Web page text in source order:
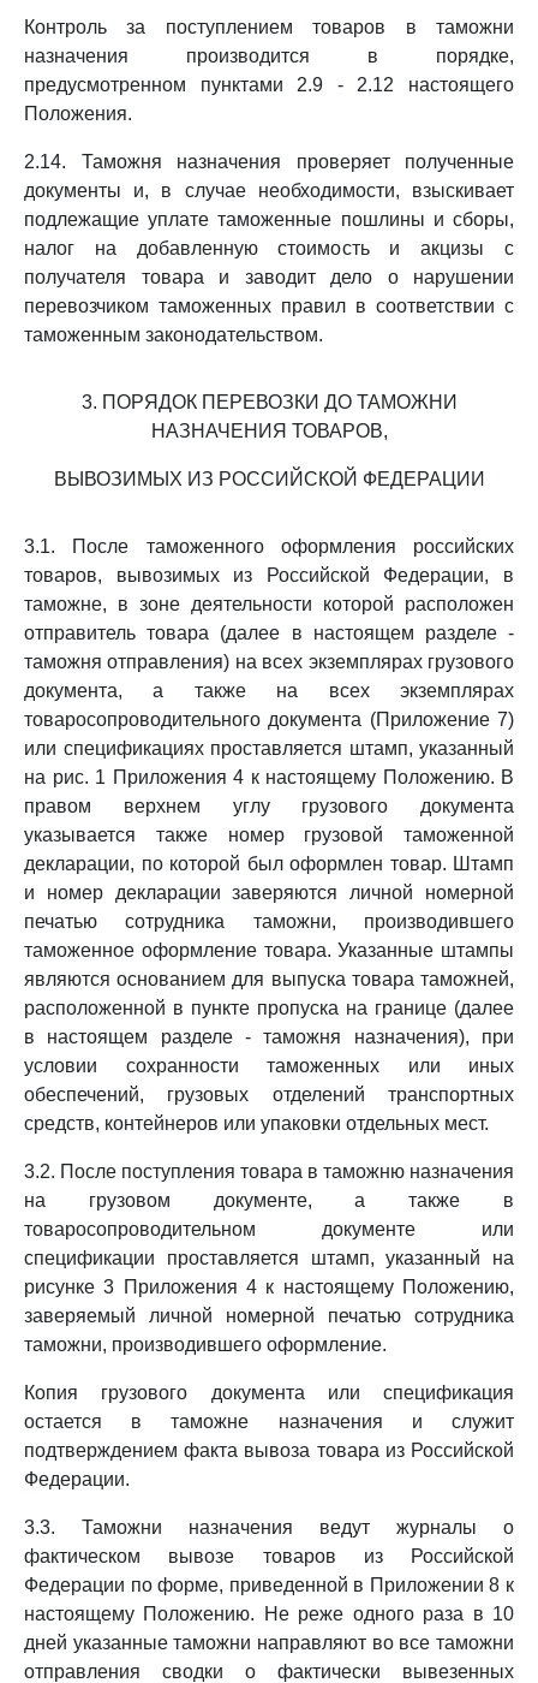
Контроль за поступлением товаров в таможни
назначения производится в порядке,
предусмотренном пунктами 2.9 - 2.12 настоящего
Положения.
2.14. Таможня назначения проверяет полученные
документы и, в случае необходимости, взыскивает
подлежащие уплате таможенные пошлины и сборы,
налог на добавленную стоимость и акцизы с
получателя товара и заводит дело о нарушении
перевозчиком таможенных правил в соответствии с
таможенным законодательством.
3. ПОРЯДОК ПЕРЕВОЗКИ ДО ТАМОЖНИ
НАЗНАЧЕНИЯ ТОВАРОВ,
ВЫВОЗИМЫХ ИЗ РОССИЙСКОЙ ФЕДЕРАЦИИ
3.1. После таможенного оформления российских
товаров, вывозимых из Российской Федерации, в
таможне, в зоне деятельности которой расположен
отправитель товара (далее в настоящем разделе -
таможня отправления) на всех экземплярах грузового
документа, а также на всех экземплярах
товаросопроводительного документа (Приложение 7)
или спецификациях проставляется штамп, указанный
на рис. 1 Приложения 4 к настоящему Положению. В
правом верхнем углу грузового документа
указывается также номер грузовой таможенной
декларации, по которой был оформлен товар. Штамп
и номер декларации заверяются личной номерной
печатью сотрудника таможни, производившего
таможенное оформление товара. Указанные штампы
являются основанием для выпуска товара таможней,
расположенной в пункте пропуска на границе (далее
в настоящем разделе - таможня назначения), при
условии сохранности таможенных или иных
обеспечений, грузовых отделений транспортных
средств, контейнеров или упаковки отдельных мест.
3.2. После поступления товара в таможню назначения
на грузовом документе, а также в
товаросопроводительном документе или
спецификации проставляется штамп, указанный на
рисунке 3 Приложения 4 к настоящему Положению,
заверяемый личной номерной печатью сотрудника
таможни, производившего оформление.
Копия грузового документа или спецификация
остается в таможне назначения и служит
подтверждением факта вывоза товара из Российской
Федерации.
3.3. Таможни назначения ведут журналы о
фактическом вывозе товаров из Российской
Федерации по форме, приведенной в Приложении 8 к
настоящему Положению. Не реже одного раза в 10
дней указанные таможни направляют во все таможни
отправления сводки о фактически вывезенных